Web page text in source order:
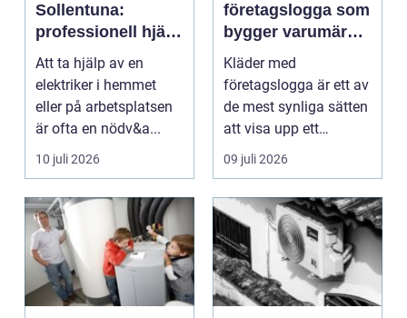
Sollentuna:
professionell hjälp
när du behöver det
Att ta hjälp av en
elektriker i hemmet
eller på arbetsplatsen
är ofta en nödv&a...
10 juli 2026
företagslogga som
bygger varumärke
i vardagen
Kläder med
företagslogga är ett av
de mest synliga sätten
att visa upp ett
varum...
09 juli 2026